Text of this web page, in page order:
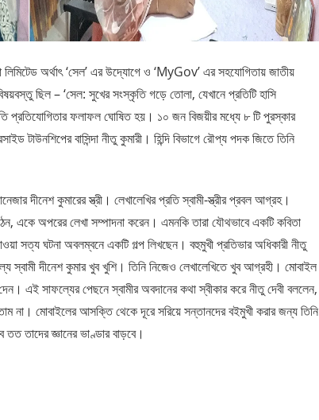
লিমিটেড অর্থাৎ ‘সেল’ এর উদ্যোগে ও ‘MyGov’ এর সহযোগিতায় জাতীয়
ছিল – ‘সেল: সুখের সংস্কৃতি গড়ে তোলা, যেখানে প্রতিটি হাসি
প্রতিযোগিতার ফলাফল ঘোষিত হয়। ১০ জন বিজয়ীর মধ্যে ৮ টি পুরস্কার
টাউনশিপের বাসিন্দা নীতু কুমারী। হিন্দি বিভাগে রৌপ্য পদক জিতে তিনি
দীনেশ কুমারের স্ত্রী। লেখালেখির প্রতি স্বামী-স্ত্রীর প্রবল আগ্রহ।
একে অপরের লেখা সম্পাদনা করেন। এমনকি তারা যৌথভাবে একটি কবিতা
সত্য ঘটনা অবলম্বনে একটি গল্প লিখছেন। বহুমুখী প্রতিভার অধিকারী নীতু
স্বামী দীনেশ কুমার খুব খুশি। তিনি নিজেও লেখালেখিতে খুব আগ্রহী। মোবাইল
এই সাফল্যের পেছনে স্বামীর অবদানের কথা স্বীকার করে নীতু দেবী বললেন,
না। মোবাইলের আসক্তি থেকে দূরে সরিয়ে সন্তানদের বইমুখী করার জন্য তিনি
তাদের জ্ঞানের ভাণ্ডার বাড়বে।